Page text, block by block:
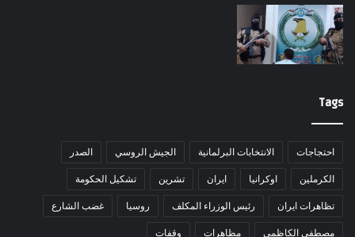
Tags
احتجاجات الانتخابات البرلمانية الجيش الروسي الصدر
الكرملين اوكرانيا ايران تشرين تشكيل الحكومة
تظاهرات ايران رئيس الوزراء المكلف روسيا غضب الشارع
مصطفى الكاظمي مظاهرات وقفات